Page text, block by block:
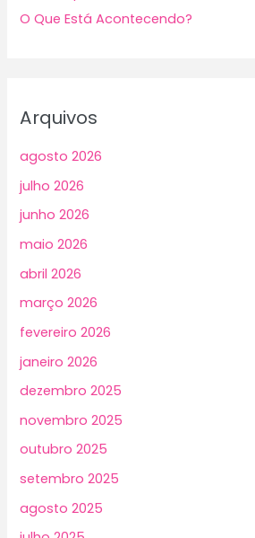
O Que Está Acontecendo?
Arquivos
agosto 2026
julho 2026
junho 2026
maio 2026
abril 2026
março 2026
fevereiro 2026
janeiro 2026
dezembro 2025
novembro 2025
outubro 2025
setembro 2025
agosto 2025